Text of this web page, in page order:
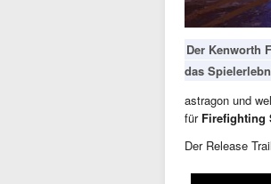
Der Kenworth
das
astragon und
fürFirefighting
Der Release